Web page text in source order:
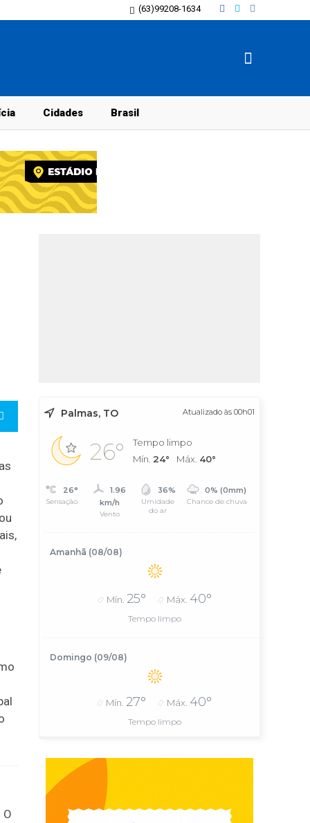
(63)99208-1634
Cidades Brasil
Palmas, TO Atualizado às 00h01
26°
Tempo limpo
Mín. 24° Máx. 40°
26°
Sensação
1.96
km/h
Vento
36%
Umidade
do ar
0% (0mm)
Chance de chuva
Amanhã (08/08)
Mín. 25° Máx. 40°
Tempo limpo
Domingo (09/08)
Mín. 27° Máx. 40°
Tempo limpo